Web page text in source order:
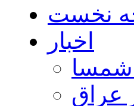
نخست
اخبار
شمسا
عراق